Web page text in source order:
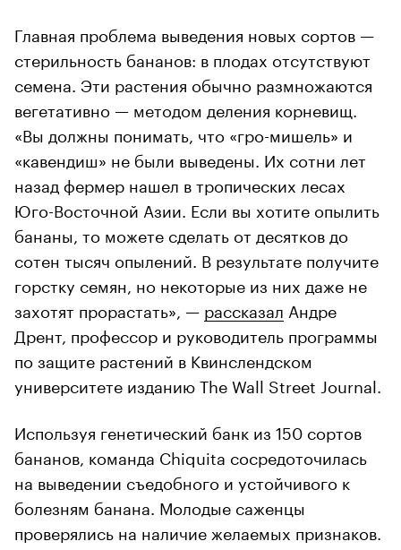
Главная проблема выведения новых сортов —
стерильность бананов: в плодах отсутствуют
семена. Эти растения обычно размножаются
вегетативно — методом деления корневищ.
«Вы должны понимать, что «гро-мишель» и
«кавендиш» не были выведены. Их сотни лет
назад фермер нашел в тропических лесах
Юго-Восточной Азии. Если вы хотите опылить
бананы, то можете сделать от десятков до
сотен тысяч опылений. В результате получите
горстку семян, но некоторые из них даже не
захотят прорастать», — рассказал Андре
Дрент, профессор и руководитель программы
по защите растений в Квинслендском
университете изданию The Wall Street Journal.
Используя генетический банк из 150 сортов
бананов, команда Chiquita сосредоточилась
на выведении съедобного и устойчивого к
болезням банана. Молодые саженцы
проверялись на наличие желаемых признаков.